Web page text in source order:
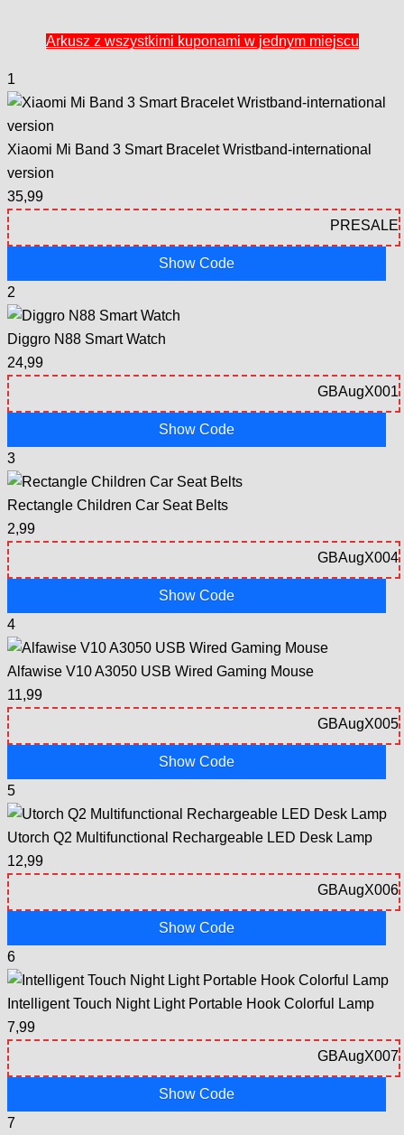
Arkusz z wszystkimi kuponami w jednym miejscu
1
Xiaomi Mi Band 3 Smart Bracelet Wristband-international
version
35,99
Show Code
2
Diggro N88 Smart Watch
24,99
Show Code
3
Rectangle Children Car Seat Belts
2,99
Show Code
4
Alfawise V10 A3050 USB Wired Gaming Mouse
11,99
Show Code
5
Utorch Q2 Multifunctional Rechargeable LED Desk Lamp
12,99
Show Code
6
Intelligent Touch Night Light Portable Hook Colorful Lamp
7,99
Show Code
7